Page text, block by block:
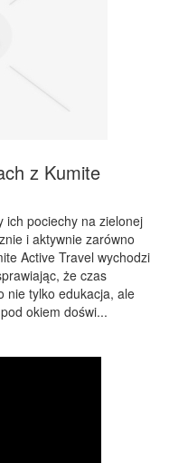
z Kumite
ich pociechy na zielonej
i aktywnie zarówno
Active Travel wychodzi
że czas
nie tylko edukacja, ale
okiem doświ...